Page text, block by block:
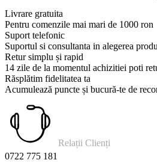
Livrare gratuita
Pentru comenzile mai mari de 1000 ron
Suport telefonic
Suportul si consultanta in alegerea
Retur simplu și rapid
14 zile de la momentul achizitiei poti
Răsplătim fidelitatea ta
Acumulează puncte și bucură-te de
Relații Clienți
0722 775 181